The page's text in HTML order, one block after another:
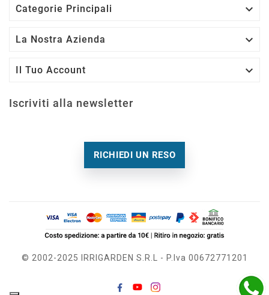
Categorie Principali 
La Nostra Azienda 
Il Tuo Account 
Iscriviti alla newsletter
RICHIEDI UN RESO
© 2002-2025 IRRIGARDEN S.r.l - P.Iva 00672771201